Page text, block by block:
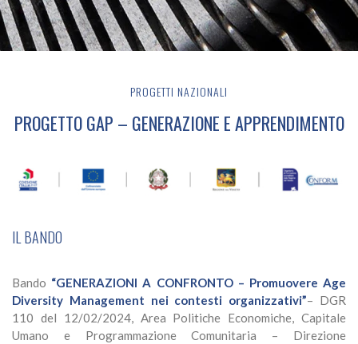
PROGETTI NAZIONALI
PROGETTO GAP – GENERAZIONE E APPRENDIMENTO
IL BANDO
Bando “GENERAZIONI A CONFRONTO – Promuovere Age
Diversity Management nei contesti organizzativi”– DGR
110 del 12/02/2024, Area Politiche Economiche, Capitale
Umano e Programmazione Comunitaria – Direzione